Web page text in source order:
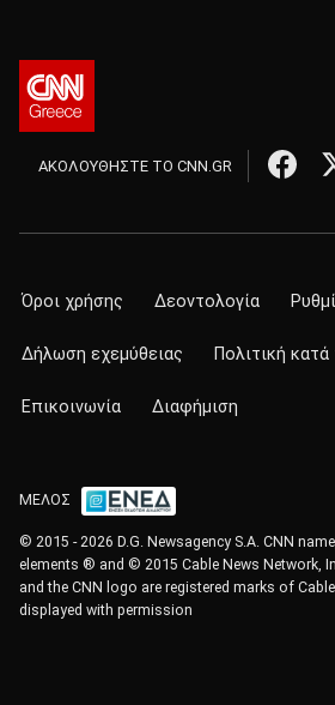
ΑΚΟΛΟΥΘΗΣΤΕ ΤΟ CNN.GR
Όροι χρήσης Δεοντολογία
Δήλωση εχεμύθειας Πολιτική
Επικοινωνία Διαφήμιση
ΜΕΛΟΣ
© 2015 - 2026 D.G. Newsagency S.A. CNN
elements ® and © 2015 Cable News Network,
and the CNN logo are registered marks of Cable
displayed with permission